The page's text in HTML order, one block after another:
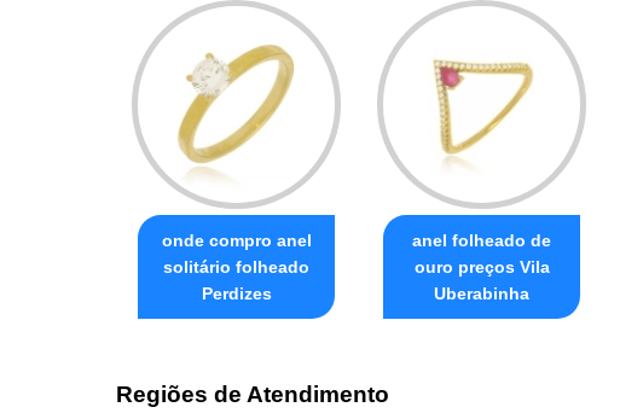
onde compro anel
solitário folheado
Perdizes
anel folheado de
ouro preços Vila
Uberabinha
Regiões de Atendimento